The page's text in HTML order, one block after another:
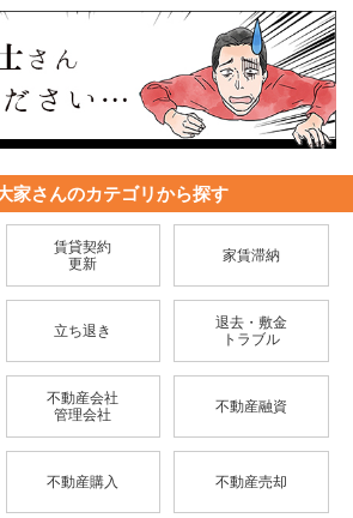
家さんのカテゴリから探す
賃貸契約
更新
家賃滞納
立ち退き
退去・敷金
トラブル
不動産会社
管理会社
不動産融資
不動産購入 不動産売却